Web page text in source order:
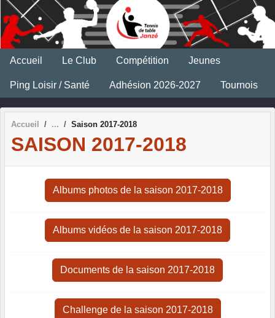
Accueil Le Club Compétition Jeunes
Ping Loisir / Santé Adhésion 2026-2027 Tournois
Accueil Saison 2017-2018
SAISON 2017-2018
Albums photos de la saison 2017-2018
Albums vidéos de la saison 2017-2018
Documents de la saison 2017-2018
Challenge de la saison 2017-2018
Panneau de gestion des cookies